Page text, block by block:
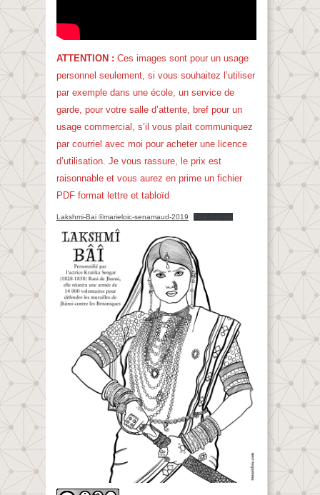
ATTENTION : Ces images sont pour un usage
personnel seulement, si vous souhaitez l’utiliser
par exemple dans une école, un service de
garde, pour votre salle d’attente, bref pour un
usage commercial, s’il vous plait communiquez
par courriel avec moi pour acheter une licence
d’utilisation. Je vous rassure, le prix est
raisonnable et vous aurez en prime un fichier
PDF format lettre et tabloïd
Lakshmi-Bai ©marieloic-senamaud-2019 Télécharger